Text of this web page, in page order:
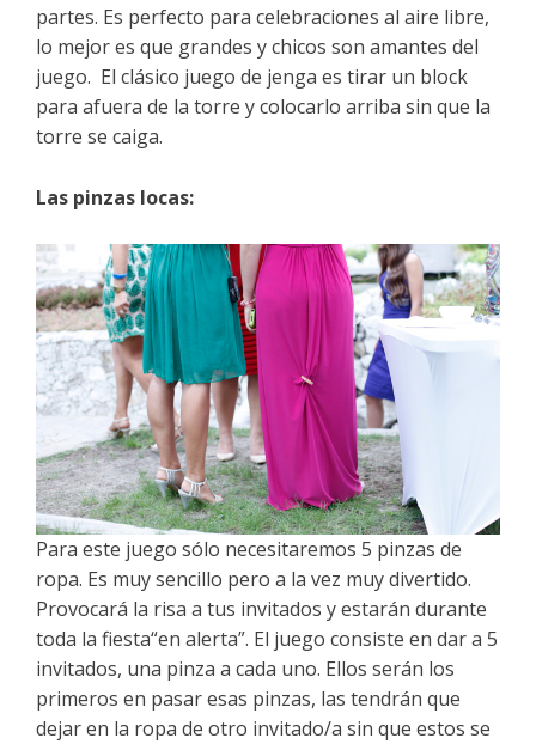
partes. Es perfecto para celebraciones al aire libre,
lo mejor es que grandes y chicos son amantes del
juego. El clásico juego de jenga es tirar un block
para afuera de la torre y colocarlo arriba sin que la
torre se caiga.
Las pinzas locas:
Para este juego sólo necesitaremos 5 pinzas de
ropa. Es muy sencillo pero a la vez muy divertido.
Provocará la risa a tus invitados y estarán durante
toda la fiesta“en alerta”. El juego consiste en dar a 5
invitados, una pinza a cada uno. Ellos serán los
primeros en pasar esas pinzas, las tendrán que
dejar en la ropa de otro invitado/a sin que estos se